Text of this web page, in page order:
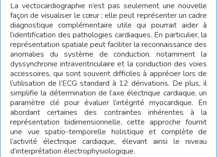
La vectocardiographie n’est pas seulement une nouvelle
façon de visualiser le cœur ; elle peut représenter un cadre
diagnostique complémentaire utile qui pourrait aider à
l’identification des pathologies cardiaques. En particulier, la
représentation spatiale peut faciliter la reconnaissance des
anomalies du système de conduction, notamment la
dyssynchronie intraventriculaire et la conduction des voies
accessoires, qui sont souvent difficiles à apprécier lors de
l’utilisation de l’ECG standard à 12 dérivations. De plus, il
simplifie la détermination de l’axe électrique cardiaque, un
paramètre clé pour évaluer l’intégrité myocardique. En
abordant certaines des contraintes inhérentes à la
représentation bidimensionnelle, cette approche fournit
une vue spatio-temporelle holistique et complète de
l’activité électrique cardiaque, élevant ainsi le niveau
d’interprétation électrophysiologique.